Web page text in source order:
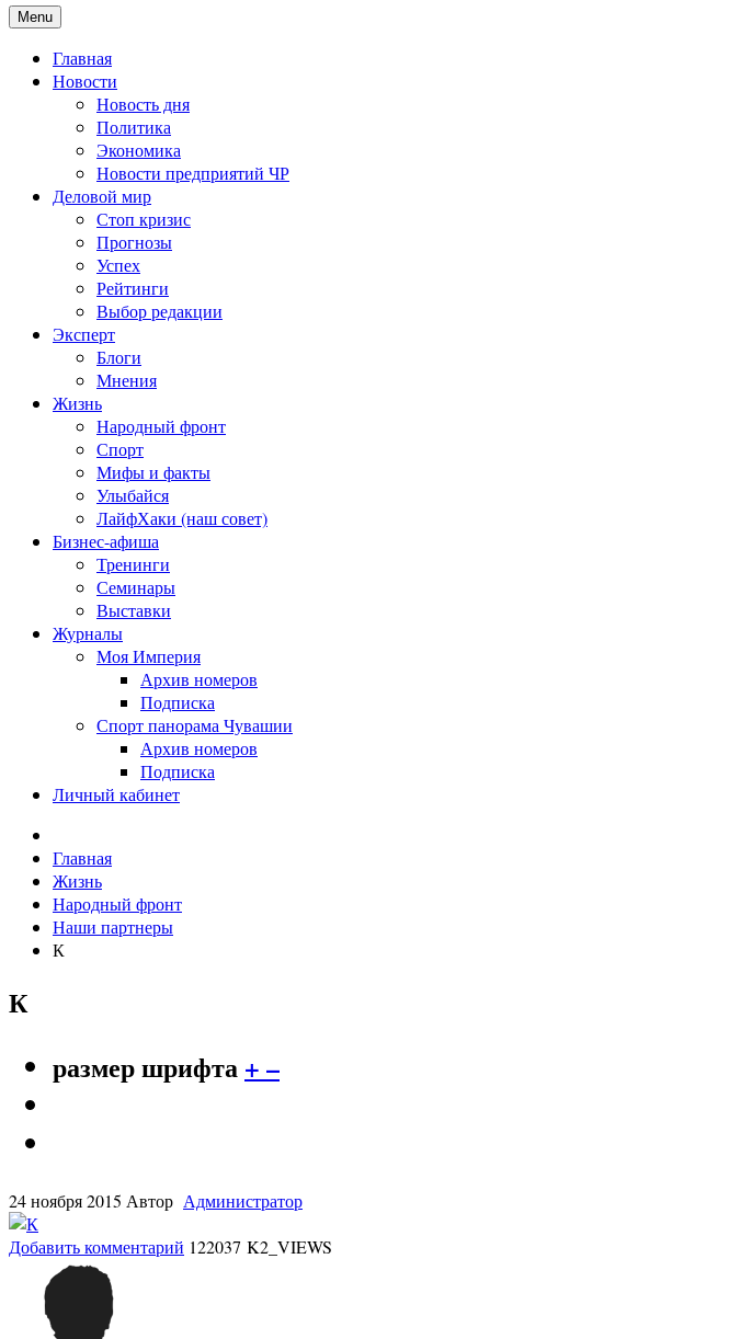
Menu
Главная
Новости
Новость дня
Политика
Экономика
Новости предприятий ЧР
Деловой мир
Стоп кризис
Прогнозы
Успех
Рейтинги
Выбор редакции
Эксперт
Блоги
Мнения
Жизнь
Народный фронт
Спорт
Мифы и факты
Улыбайся
ЛайфХаки (наш совет)
Бизнес-афиша
Тренинги
Семинары
Выставки
Журналы
Моя Империя
Архив номеров
Подписка
Спорт панорама Чувашии
Архив номеров
Подписка
Личный кабинет
Главная
Жизнь
Народный фронт
Наши партнеры
К
К
размер шрифта + –
24 ноября 2015 Автор Администратор
Добавить комментарий 122037 K2_VIEWS